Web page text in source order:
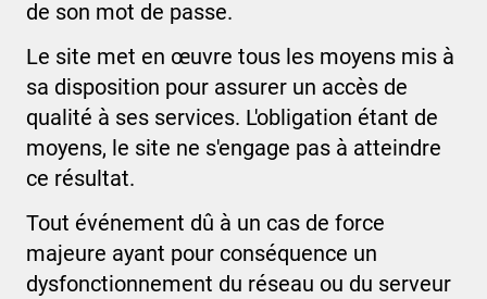
de son mot de passe.
Le site met en œuvre tous les moyens mis à
sa disposition pour assurer un accès de
qualité à ses services. L'obligation étant de
moyens, le site ne s'engage pas à atteindre
ce résultat.
Tout événement dû à un cas de force
majeure ayant pour conséquence un
dysfonctionnement du réseau ou du serveur